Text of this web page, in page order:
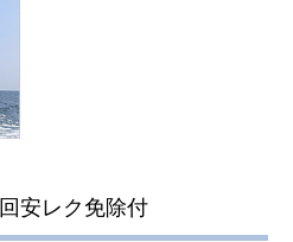
安レク免除付